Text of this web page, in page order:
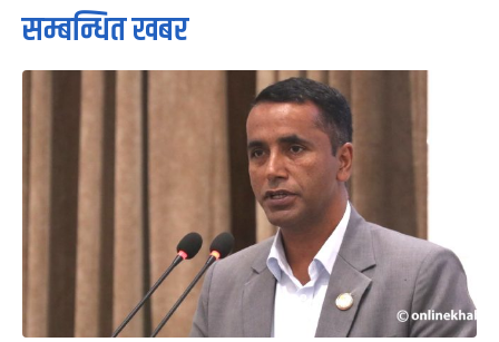
सम्बन्धित खबर